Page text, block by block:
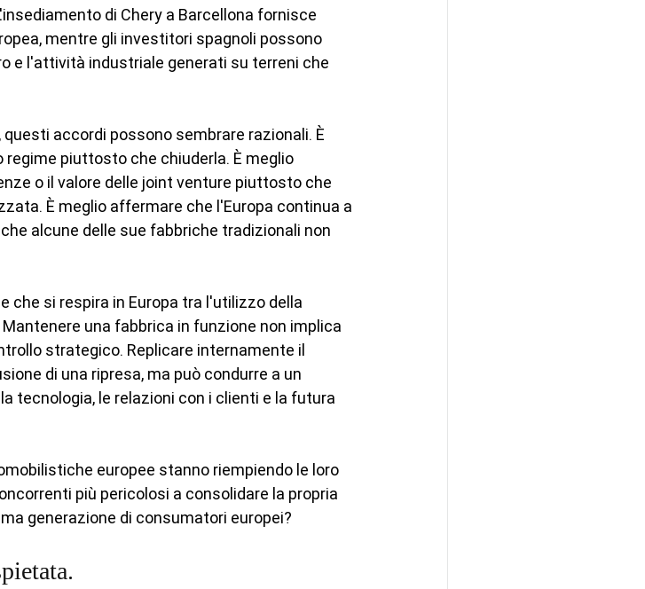
di Chery a Barcellona fornisce
mentre gli investitori spagnoli possono
e l'attività industriale generati su terreni che
accordi possono sembrare razionali. È
piuttosto che chiuderla. È meglio
o il valore delle joint venture piuttosto che
È meglio affermare che l'Europa continua a
alcune delle sue fabbriche tradizionali non
che si respira in Europa tra l'utilizzo della
una fabbrica in funzione non implica
strategico. Replicare internamente il
di una ripresa, ma può condurre a un
tecnologia, le relazioni con i clienti e la futura
europee stanno riempiendo le loro
più pericolosi a consolidare la propria
generazione di consumatori europei?